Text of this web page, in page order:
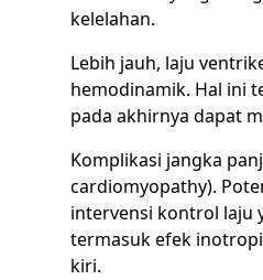
kelelahan.
Lebih jauh, laju
hemodinamik. Hal ini
pada akhirnya dapat
Komplikasi jangka
cardiomyopathy).
intervensi kontrol laju
termasuk efek
kiri.